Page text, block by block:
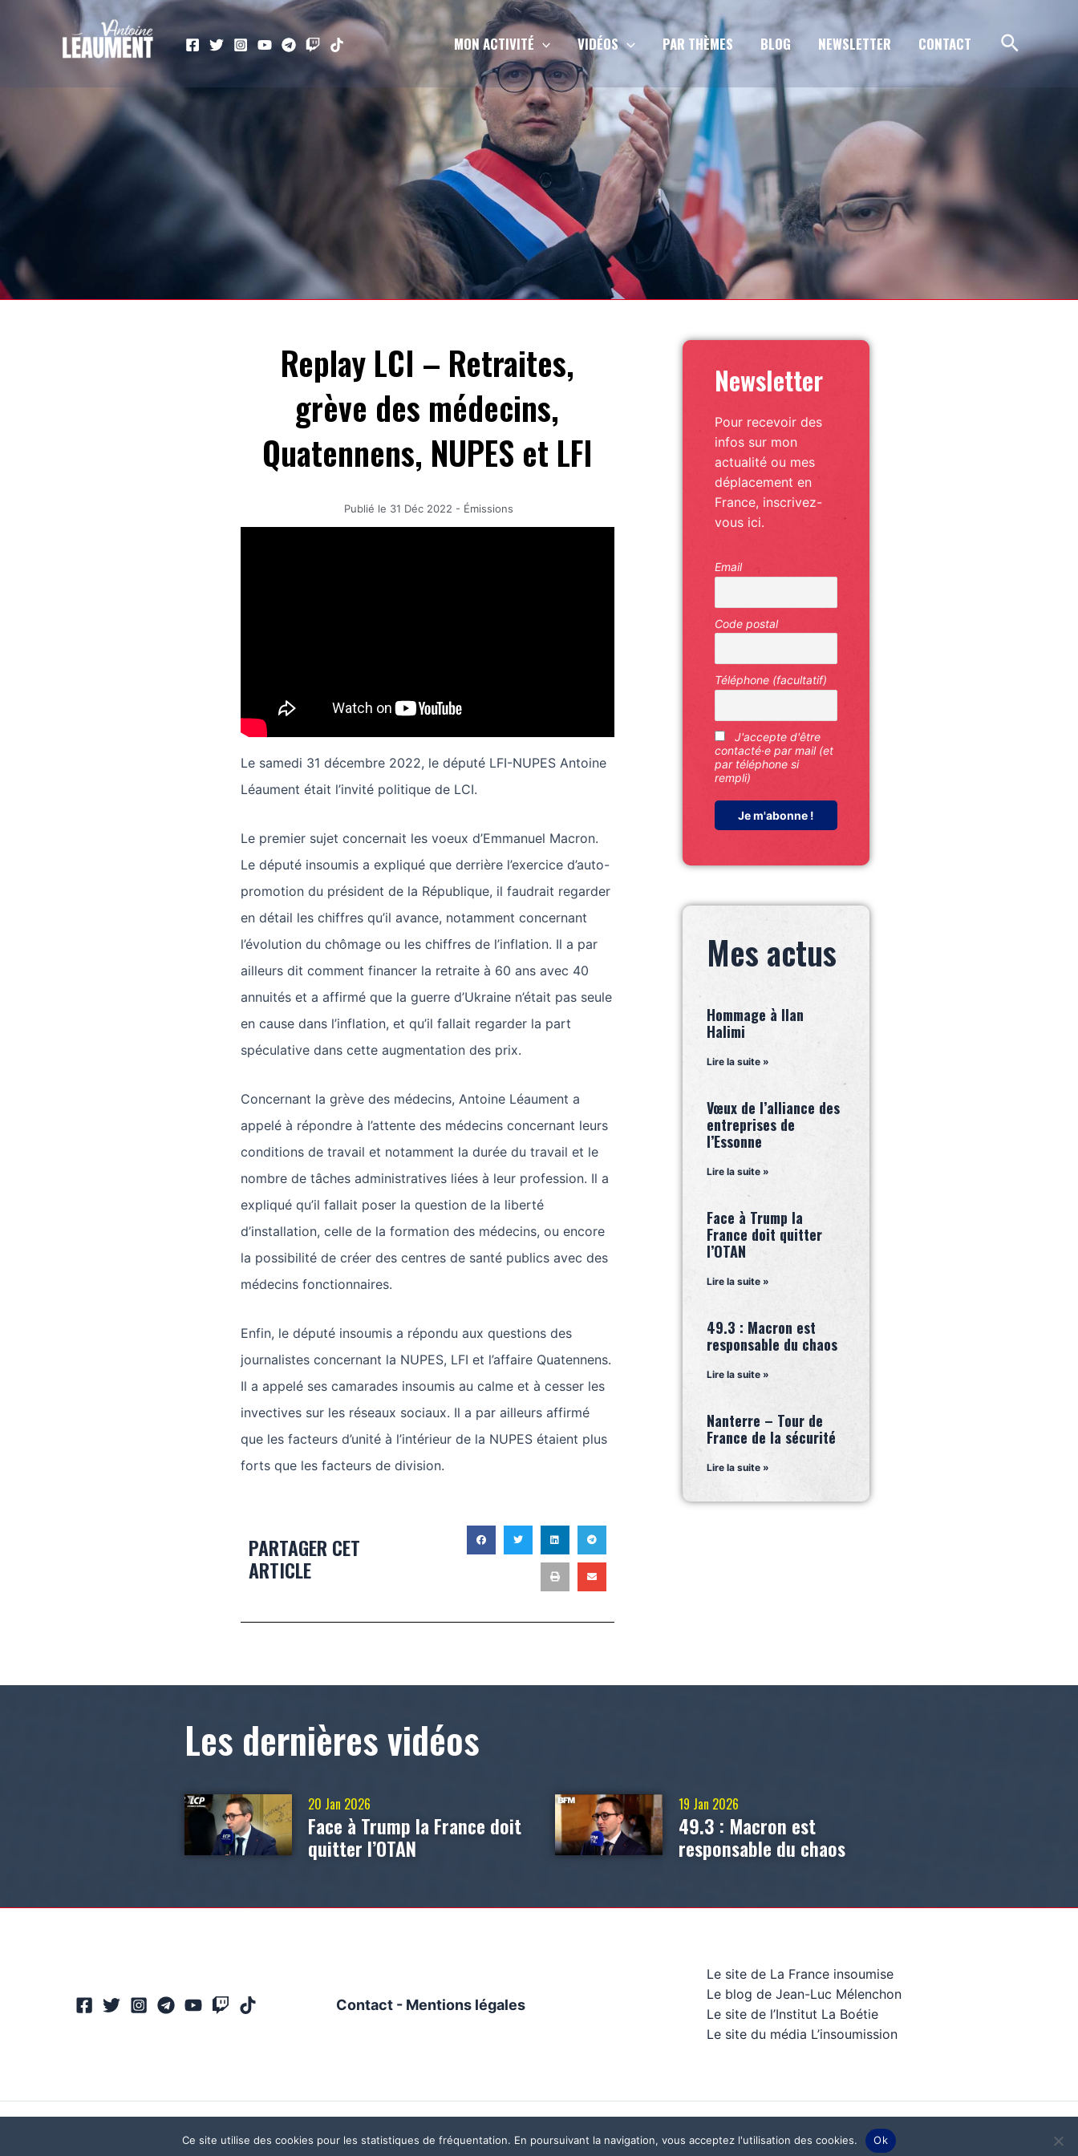
MON ACTIVITÉ VIDÉOS PAR THÈMES BLOG NEWSLETTER CONTACT
Replay LCI – Retraites,
grève des médecins,
Quatennens, NUPES et LFI
Publié le 31 Déc 2022 - Émissions
Le samedi 31 décembre 2022, le député LFI-NUPES Antoine
Léaument était l’invité politique de LCI.
Le premier sujet concernait les voeux d’Emmanuel Macron.
Le député insoumis a expliqué que derrière l’exercice d’auto-
promotion du président de la République, il faudrait regarder
en détail les chiffres qu’il avance, notamment concernant
l’évolution du chômage ou les chiffres de l’inflation. Il a par
ailleurs dit comment financer la retraite à 60 ans avec 40
annuités et a affirmé que la guerre d’Ukraine n’était pas seule
en cause dans l’inflation, et qu’il fallait regarder la part
spéculative dans cette augmentation des prix.
Concernant la grève des médecins, Antoine Léaument a
appelé à répondre à l’attente des médecins concernant leurs
conditions de travail et notamment la durée du travail et le
nombre de tâches administratives liées à leur profession. Il a
expliqué qu’il fallait poser la question de la liberté
d’installation, celle de la formation des médecins, ou encore
la possibilité de créer des centres de santé publics avec des
médecins fonctionnaires.
Enfin, le député insoumis a répondu aux questions des
journalistes concernant la NUPES, LFI et l’affaire Quatennens.
Il a appelé ses camarades insoumis au calme et à cesser les
invectives sur les réseaux sociaux. Il a par ailleurs affirmé
que les facteurs d’unité à l’intérieur de la NUPES étaient plus
forts que les facteurs de division.
PARTAGER CET
ARTICLE
Newsletter
Pour recevoir des
infos sur mon
actualité ou mes
déplacement en
France, inscrivez-
vous ici.
Email
Code postal
Téléphone (facultatif)
J'accepte d'être
contacté·e par mail (et
par téléphone si
rempli)
Mes actus
Hommage à Ilan
Halimi
Lire la suite »
Vœux de l’alliance des
entreprises de
l’Essonne
Lire la suite »
Face à Trump la
France doit quitter
l’OTAN
Lire la suite »
49.3 : Macron est
responsable du chaos
Lire la suite »
Nanterre – Tour de
France de la sécurité
Lire la suite »
Les dernières vidéos
20 Jan 2026
Face à Trump la France doit
quitter l’OTAN
19 Jan 2026
49.3 : Macron est
responsable du chaos
Contact - Mentions légales
Le site de La France insoumise
Le blog de Jean-Luc Mélenchon
Le site de l’Institut La Boétie
Le site du média L’insoumission
Ce site a été réalisé par Mégaphone communication
Ce site utilise des cookies pour les statistiques de fréquentation. En poursuivant la navigation, vous acceptez l'utilisation des cookies. Ok